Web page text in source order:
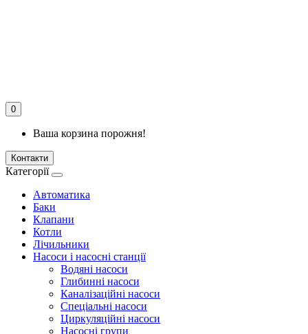
0
Ваша корзина порожня!
Контакти
Категорії
Автоматика
Баки
Клапани
Котли
Лічильники
Насоси і насосні станції
Водяні насоси
Глибинні насоси
Каналізаційні насоси
Спеціальні насоси
Циркуляційні насоси
Насосні групи